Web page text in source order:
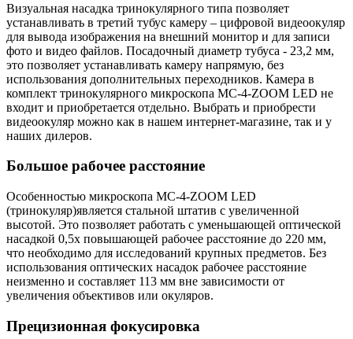
Визуальная насадка тринокулярного типа позволяет
устанавливать в третий тубус камеру – цифровой видеоокуляр
для вывода изображения на внешний монитор и для записи
фото и видео файлов. Посадочный диаметр тубуса - 23,2 мм,
это позволяет устанавливать камеру напрямую, без
использования дополнительных переходников. Камера в
комплект тринокулярного микроскопа МС-4-ZOOM LED не
входит и приобретается отдельно. Выбрать и приобрести
видеоокуляр можно как в нашем интернет-магазине, так и у
наших дилеров.
Большое рабочее расстояние
Особенностью микроскопа МС-4-ZOOM LED
(тринокуляр)является стальной штатив с увеличенной
высотой. Это позволяет работать с уменьшающей оптической
насадкой 0,5х повышающей рабочее расстояние до 220 мм,
что необходимо для исследований крупных предметов. Без
использования оптических насадок рабочее расстояние
неизменно и составляет 113 мм вне зависимости от
увеличения объективов или окуляров.
Прецизионная фокусировка